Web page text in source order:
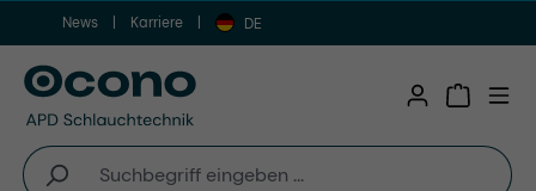
Zum Hauptinhalt springen
News Karriere DE